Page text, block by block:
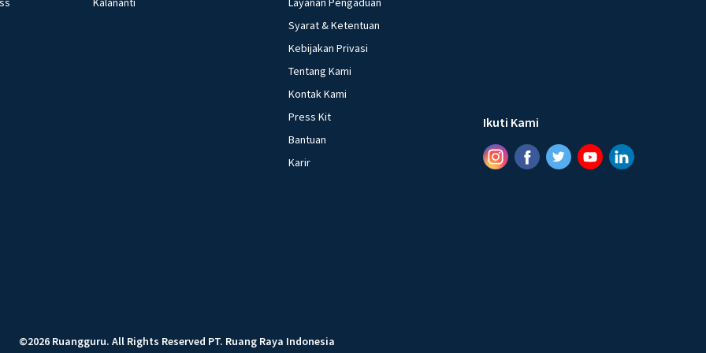
Syarat & Ketentuan
Kebijakan Privasi
Tentang Kami
Kontak Kami
Press Kit
Bantuan
Karir
Ikuti Kami
©2026 Ruangguru. All Rights Reserved PT. Ruang Raya Indonesia